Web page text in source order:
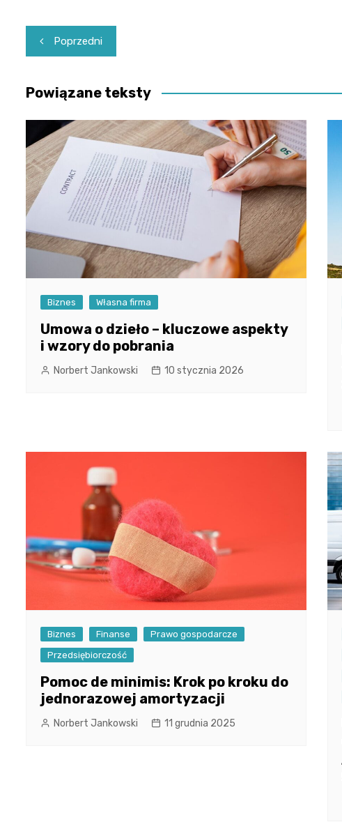
Nawigacja
wpisu
Poprzedni
Powiązane teksty
Biznes Własna firma
Umowa o dzieło – kluczowe aspekty
i wzory do pobrania
Norbert Jankowski 10 stycznia 2026
Biznes Finanse
Prawo gospodarcze
Przedsiębiorczość
Pomoc de minimis: Krok po kroku do
jednorazowej amortyzacji
Norbert Jankowski 11 grudnia 2025